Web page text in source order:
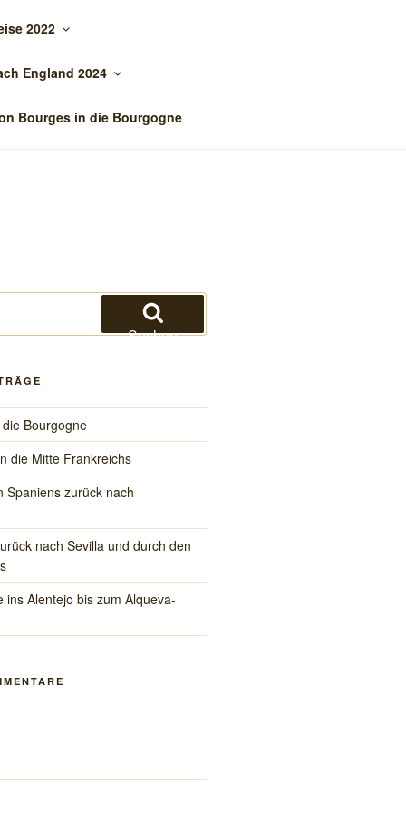
2022
England 2024
Bourges in die Bourgogne
Suchen
Bourgogne
die Mitte Frankreichs
Spaniens zurück nach
nach Sevilla und durch den
ins Alentejo bis zum Alqueva-